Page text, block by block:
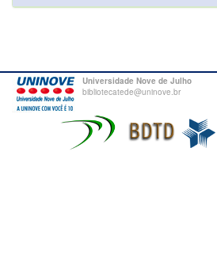
Universidade Nove de Julho
bibliotecatede@uninove.br